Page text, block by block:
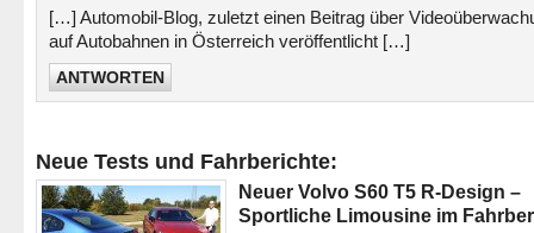
[…] Automobil-Blog, zuletzt einen Beitrag über
auf Autobahnen in Österreich veröffentlicht […]
ANTWORTEN
Neue Tests und Fahrberichte:
Neuer Volvo S60 T5 R-Design –
Sportliche Limousine im